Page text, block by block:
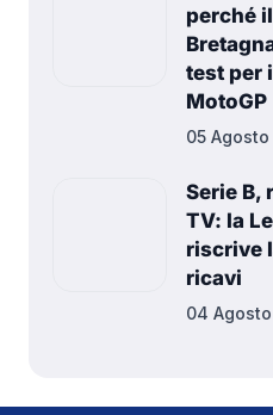
perché
test per
MotoGP
05
Serie B,
TV: la
riscrive
ricavi
04